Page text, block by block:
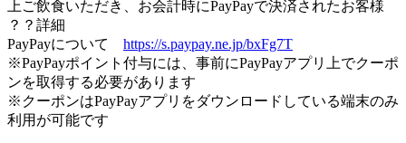
上ご飲食いただき、お会計時にPayPayで決済されたお客様
？？詳細
PayPayについて https://s.paypay.ne.jp/bxFg7T
※PayPayポイント付与には、事前にPayPayアプリ上でクーポ
ンを取得する必要があります
※クーポンはPayPayアプリをダウンロードしている端末のみ
利用が可能です